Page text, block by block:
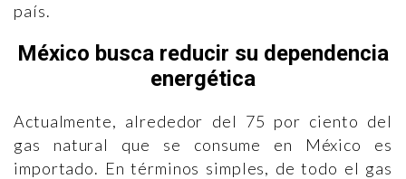
país.
México busca reducir su dependencia
energética
Actualmente, alrededor del 75 por ciento del
gas natural que se consume en México es
importado. En términos simples, de todo el gas